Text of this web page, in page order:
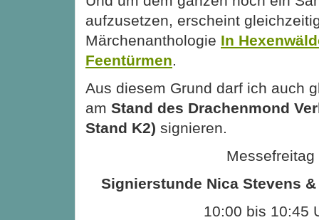
aufzusetzen, erscheint
Märchenanthologie In
Feentürmen.
Aus diesem Grund darf ich auch
am Stand des Drachenmond
Stand K2) signieren.
Messefreitag
Signierstunde Nica Stevens
10:00 bis 10:45